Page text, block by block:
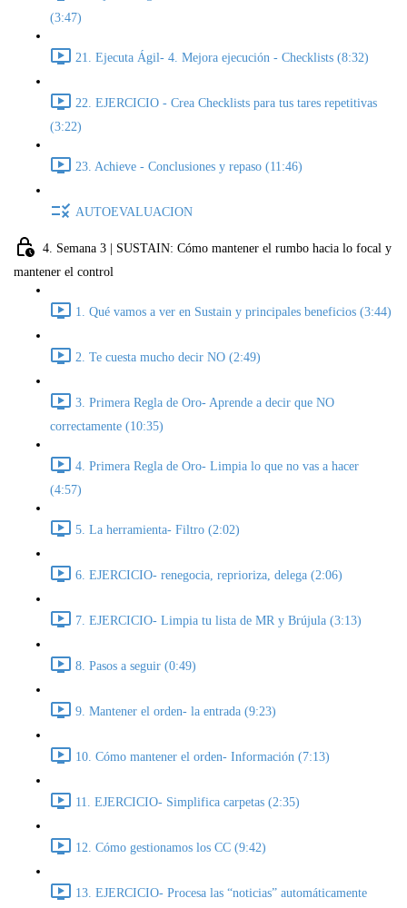
(3:47)
21. Ejecuta Ágil- 4. Mejora ejecución - Checklists (8:32)
22. EJERCICIO - Crea Checklists para tus tares repetitivas
(3:22)
23. Achieve - Conclusiones y repaso (11:46)
AUTOEVALUACION
4. Semana 3 | SUSTAIN: Cómo mantener el rumbo hacia lo focal y
mantener el control
1. Qué vamos a ver en Sustain y principales beneficios (3:44)
2. Te cuesta mucho decir NO (2:49)
3. Primera Regla de Oro- Aprende a decir que NO
correctamente (10:35)
4. Primera Regla de Oro- Limpia lo que no vas a hacer
(4:57)
5. La herramienta- Filtro (2:02)
6. EJERCICIO- renegocia, reprioriza, delega (2:06)
7. EJERCICIO- Limpia tu lista de MR y Brújula (3:13)
8. Pasos a seguir (0:49)
9. Mantener el orden- la entrada (9:23)
10. Cómo mantener el orden- Información (7:13)
11. EJERCICIO- Simplifica carpetas (2:35)
12. Cómo gestionamos los CC (9:42)
13. EJERCICIO- Procesa las “noticias” automáticamente